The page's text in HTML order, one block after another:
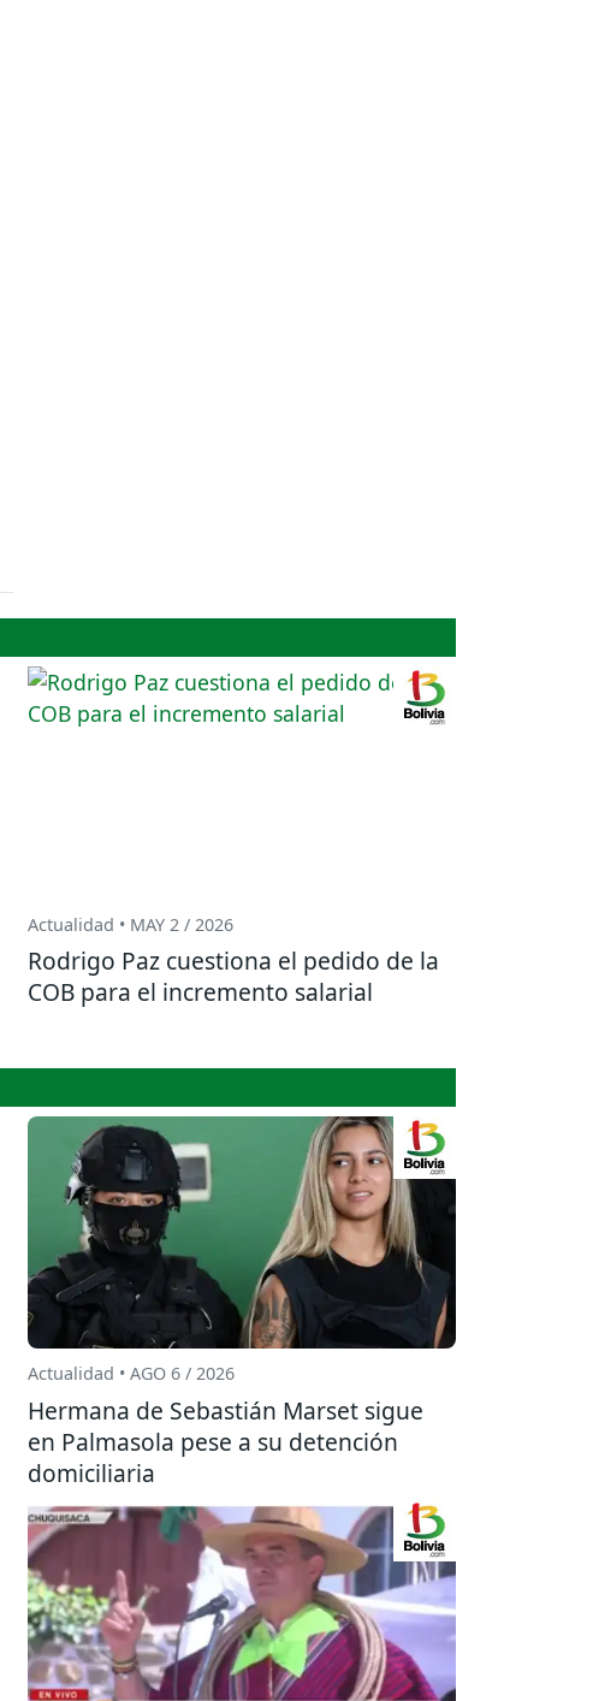
Actualidad • MAY 2 / 2026
Rodrigo Paz cuestiona el pedido de la
COB para el incremento salarial
Actualidad • AGO 6 / 2026
Hermana de Sebastián Marset sigue
en Palmasola pese a su detención
domiciliaria